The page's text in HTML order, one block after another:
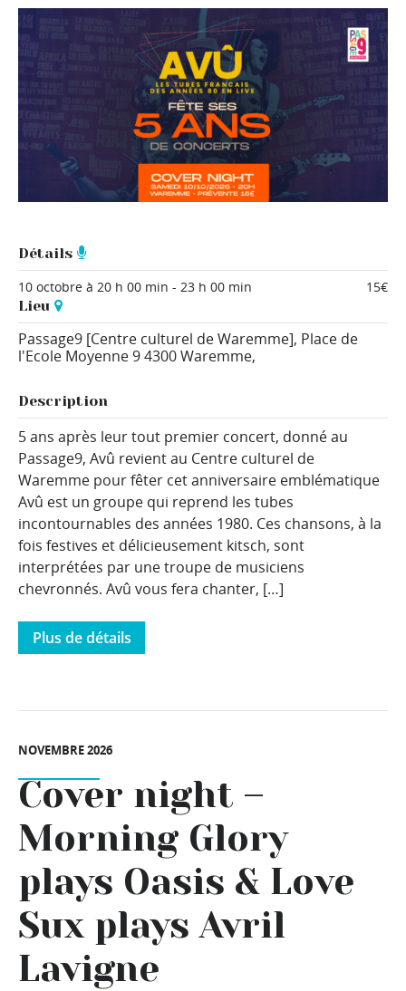
Détails
10 octobre à 20 h 00 min - 23 h 00 min
15€
Lieu
Passage9 [Centre culturel de Waremme], Place de
l'Ecole Moyenne 94300 Waremme,
Description
5 ans après leur tout premier concert, donné au
Passage9, Avû revient au Centre culturel de
Waremme pour fêter cet anniversaire emblématique
Avû est un groupe qui reprend les tubes
incontournables des années 1980. Ces chansons, à la
fois festives et délicieusement kitsch, sont
interprétées par une troupe de musiciens
chevronnés. Avû vous fera chanter, […]
Plus de détails
NOVEMBRE 2026
Cover night –
Morning Glory
plays Oasis & Love
Sux plays Avril
Lavigne